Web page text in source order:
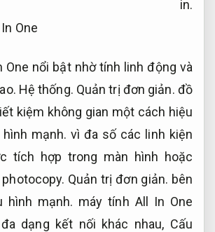
in.
One nổi bật nhờ tính linh động và
Hệ thống. Quản trị đơn giản. đồ
kiệm không gian một cách hiệu
hình mạnh. vì đa số các linh kiện
tích hợp trong màn hình hoặc
photocopy. Quản trị đơn giản. bên
hình mạnh. máy tính All In One
dạng kết nối khác nhau, Cấu